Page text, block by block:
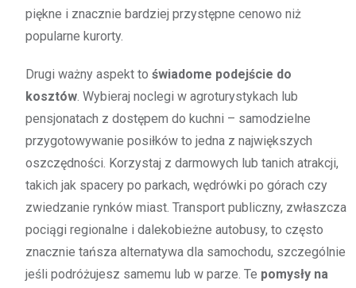
piękne i znacznie bardziej przystępne cenowo niż
popularne kurorty.
Drugi ważny aspekt to świadome podejście do
kosztów . Wybieraj noclegi w agroturystykach lub
pensjonatach z dostępem do kuchni – samodzielne
przygotowywanie posiłków to jedna z największych
oszczędności. Korzystaj z darmowych lub tanich atrakcji,
takich jak spacery po parkach, wędrówki po górach czy
zwiedzanie rynków miast. Transport publiczny, zwłaszcza
pociągi regionalne i dalekobieżne autobusy, to często
znacznie tańsza alternatywa dla samochodu, szczególnie
jeśli podróżujesz samemu lub w parze. Te pomysły na